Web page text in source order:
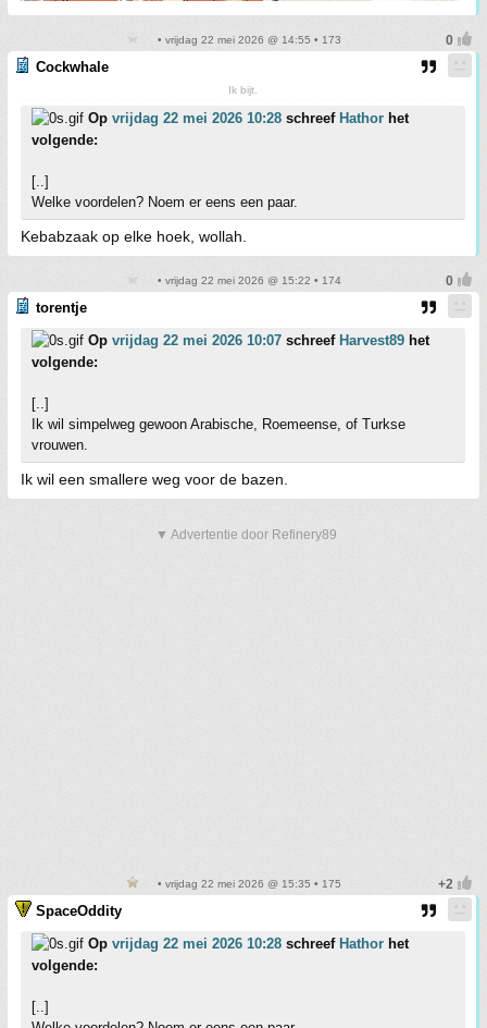
• vrijdag 22 mei 2026 @ 14:55 • 173
Cockwhale
Ik bijt.
Op vrijdag 22 mei 2026 10:28 schreef Hathor het
volgende:
[..]
Welke voordelen? Noem er eens een paar.
Kebabzaak op elke hoek, wollah.
• vrijdag 22 mei 2026 @ 15:22 • 174
torentje
Op vrijdag 22 mei 2026 10:07 schreef Harvest89 het
volgende:
[..]
Ik wil simpelweg gewoon Arabische, Roemeense, of Turkse
vrouwen.
Ik wil een smallere weg voor de bazen.
▼ Advertentie door Refinery89
• vrijdag 22 mei 2026 @ 15:35 • 175
SpaceOddity
Op vrijdag 22 mei 2026 10:28 schreef Hathor het
volgende:
[..]